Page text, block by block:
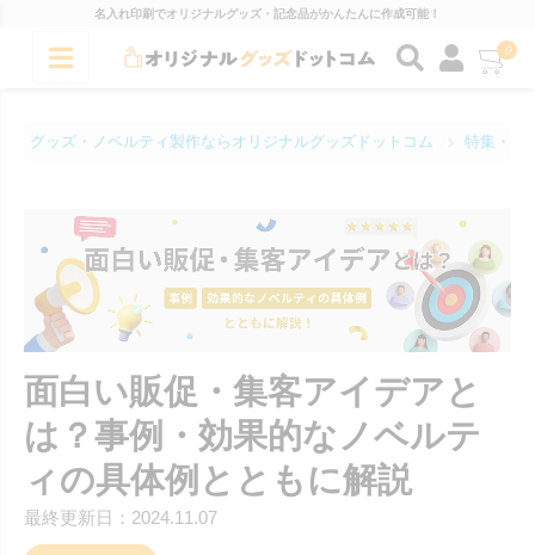
名入れ印刷でオリジナルグッズ・記念品がかんたんに作成可能！
0
グッズ・ノベルティ製作ならオリジナルグッズドットコム 特集・コ
面白い販促・集客アイデアと
は？事例・効果的なノベルテ
ィの具体例とともに解説
最終更新日：2024.11.07